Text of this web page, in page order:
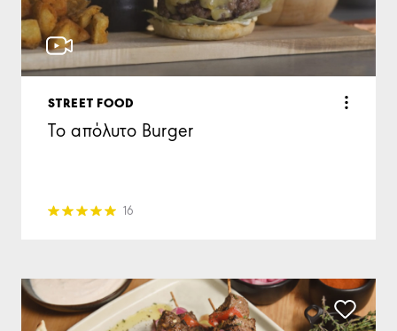
STREET FOOD
Το απόλυτο Burger
16